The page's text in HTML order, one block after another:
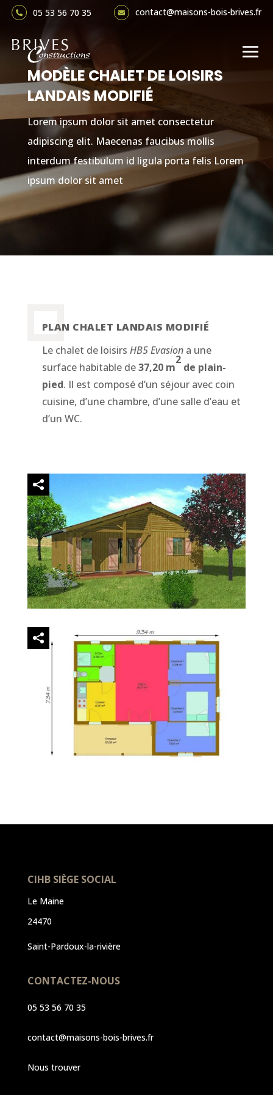
 05 53 56 70 35  contact@maisons-bois-brives.fr
MODÈLE CHALET DE LOISIRS
LANDAIS MODIFIÉ
Lorem ipsum dolor sit amet consectetur
adipiscing elit. Maecenas faucibus mollis
interdum festibulum id ligula porta felis Lorem
ipsum dolor sit amet
PLAN CHALET LANDAIS MODIFIÉ
Le chalet de loisirs HB5 Evasiona une
surface habitable de37,20 m
2
de plain-
pied. Il est composé d’un séjour avec coin
cuisine, d’une chambre, d’une salle d’eau et
d’un WC.
CIHB SIÈGE SOCIAL
Le Maine
24470
Saint-Pardoux-la-rivière
CONTACTEZ-NOUS
05 53 56 70 35
contact@maisons-bois-brives.fr
Nous trouver